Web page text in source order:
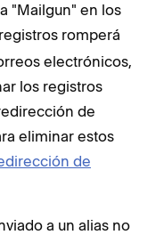
"Mailgun" en los
romperá
electrónicos,
los registros
de
eliminar estos
de
a un alias no